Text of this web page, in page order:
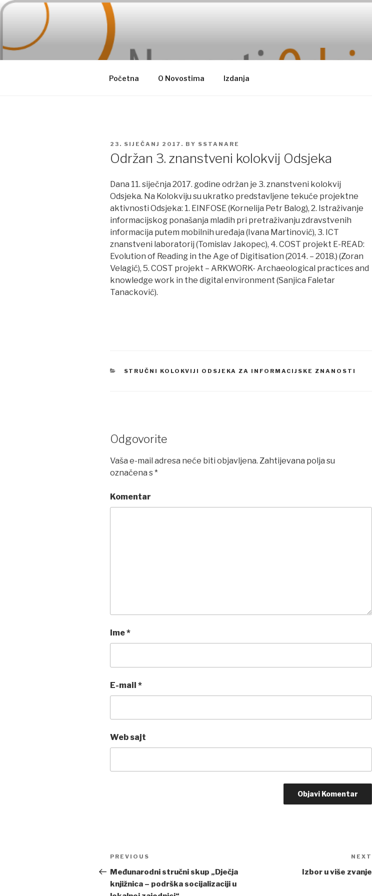
Skip
Početna O Novostima Izdanja
POSTED
ON
23. SIJEČANJ 2017. BY SSTANARE
Održan 3. znanstveni kolokvij Odsjeka
Dana 11. siječnja 2017. godine održan je 3. znanstveni kolokvij
Odsjeka. Na Kolokviju su ukratko predstavljene tekuće projektne
aktivnosti Odsjeka: 1. EINFOSE (Kornelija Petr Balog), 2. Istraživanje
informacijskog ponašanja mladih pri pretraživanju zdravstvenih
informacija putem mobilnih uređaja (Ivana Martinović), 3. ICT
znanstveni laboratorij (Tomislav Jakopec), 4. COST projekt E-READ:
Evolution of Reading in the Age of Digitisation (2014. – 2018.) (Zoran
Velagić), 5. COST projekt – ARKWORK- Archaeological practices and
knowledge work in the digital environment (Sanjica Faletar
Tanacković).
CATEGORIES
STRUČNI KOLOKVIJI ODSJEKA ZA INFORMACIJSKE ZNANOSTI
Odgovorite
Vaša e-mail adresa neće biti objavljena. Zahtijevana polja su
označena s*
Komentar
Ime*
E-mail *
Web sajt
Post
navigation
Previous
Post
PREVIOUS
Međunarodni stručni skup „Dječja
knjižnica – podrška socijalizaciji u
NEXT
Izbor u više zvanje